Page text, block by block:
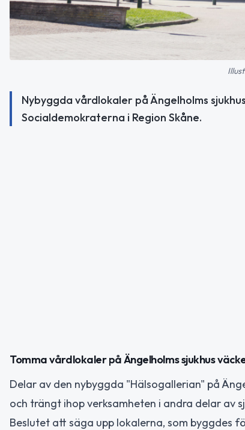
Nybyggda vårdlokaler på Ängelholms
Socialdemokraterna i Region Skåne.
Tomma vårdlokaler på Ängelholms sjukhus
Delar av den nybyggda "Hälsogallerian" på
och trängt ihop verksamheten i andra delar av
Beslutet att säga upp lokalerna, som byggdes